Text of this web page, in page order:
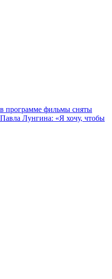
в программе фильмы сняты
Лунгина: «Я хочу, чтобы